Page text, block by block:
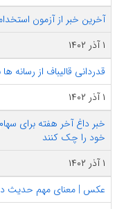
آخرین خبر از آزمون
۱ آذر ۱۴۰۲
قدردانی قالیباف از
۱ آذر ۱۴۰۲
خبر داغ آخر هفته برای
خود را چک کنند
۱ آذر ۱۴۰۲
عکس | معنای مهم حدیث در